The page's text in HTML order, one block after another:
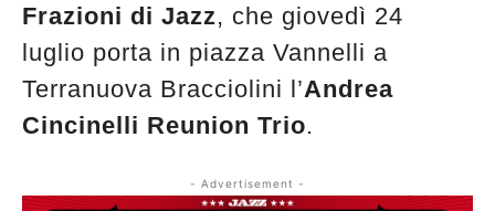
Frazioni di Jazz, che giovedì 24
luglio porta in piazza Vannelli a
Terranuova Bracciolini l’Andrea
Cincinelli Reunion Trio.
- Advertisement -